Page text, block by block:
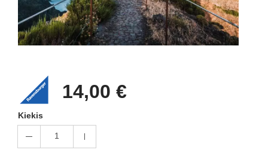
14,00 €
Kiekis
1